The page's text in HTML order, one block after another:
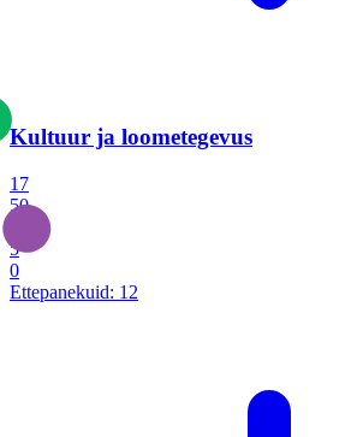
Kultuur ja loometegevus
17
50
5
0
Ettepanekuid: 12